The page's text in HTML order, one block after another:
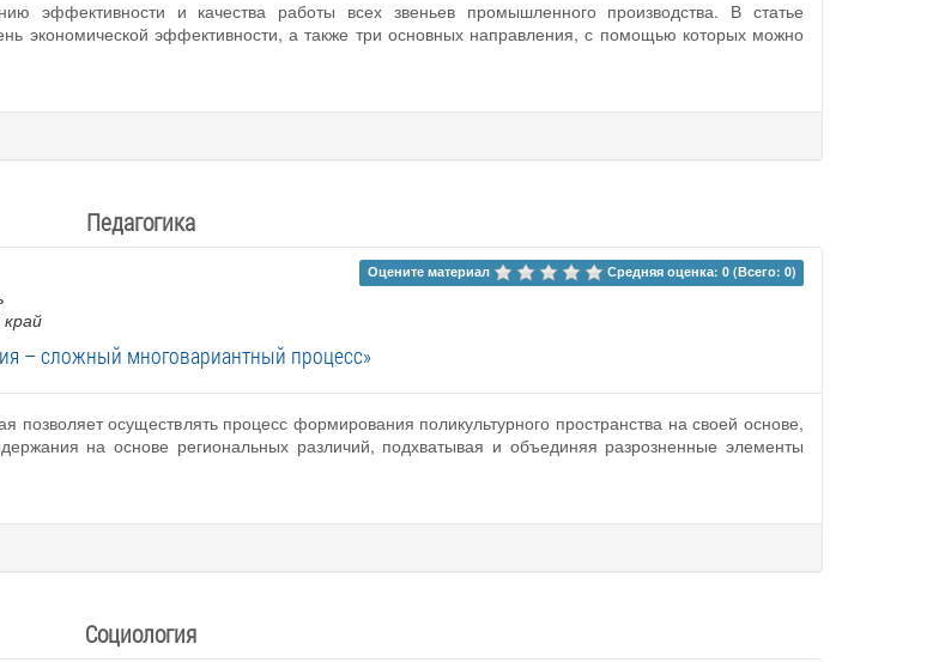
эффективности и качества работы всех звеньев промышленного производства. В статье
экономической эффективности, а также три основных направления, с помощью которых можно
Педагогика
Оцените материал Средняя оценка: 0 (Всего: 0)
край
– сложный многовариантный процесс»
позволяет осуществлять процесс формирования поликультурного пространства на своей основе,
на основе региональных различий, подхватывая и объединяя разрозненные элементы
Социология